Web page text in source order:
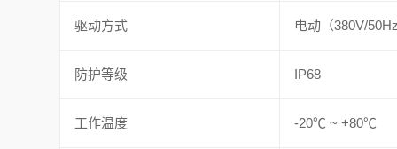
驱动方式 电动（380V/50Hz
防护等级 IP68
工作温度 -20℃ ~ +80℃